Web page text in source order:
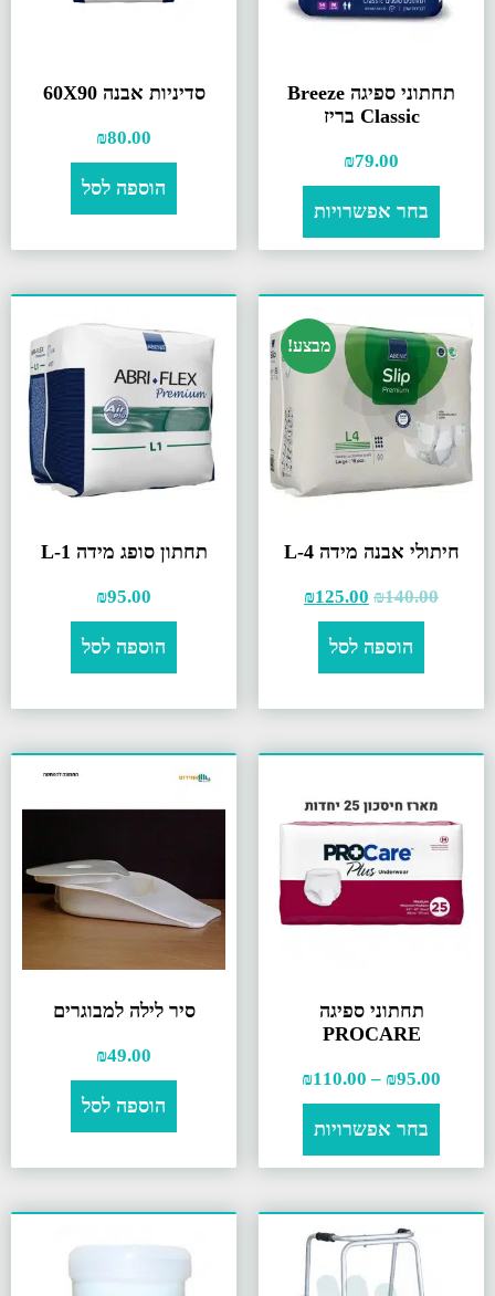
תחתוני ספיגה Breeze
Classic בריז
₪79.00
בחר אפשרויות
סדיניות אבנה 60X90
₪80.00
הוספה לסל
מבצע!
חיתולי אבנה מידה L-4
₪140.00
₪125.00
הוספה לסל
תחתון סופג מידה L-1
₪95.00
הוספה לסל
תחתוני ספיגה
PROCARE
₪95.00
–
₪110.00
בחר אפשרויות
סיר לילה למבוגרים
₪49.00
הוספה לסל